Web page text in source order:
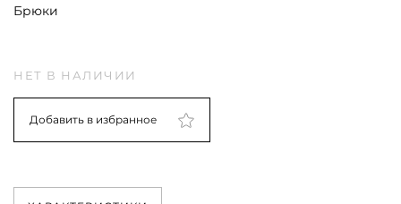
Брюки
НЕТ В НАЛИЧИИ
Добавить в избранное